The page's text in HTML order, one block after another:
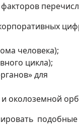
человека);
цикла);
для
и околоземной